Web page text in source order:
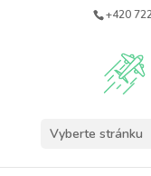
+420
Vyberte stránku